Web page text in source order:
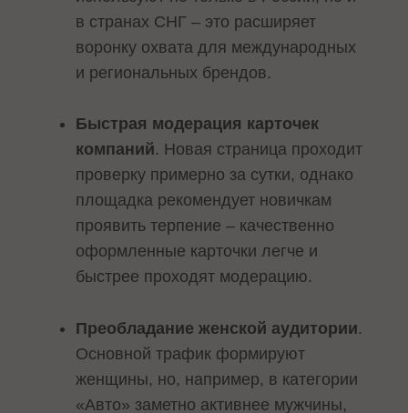
в странах СНГ – это расширяет
воронку охвата для международных
и региональных брендов.
Быстрая модерация карточек
компаний. Новая страница проходит
проверку примерно за сутки, однако
площадка рекомендует новичкам
проявить терпение – качественно
оформленные карточки легче и
быстрее проходят модерацию.
Преобладание женской аудитории.
Основной трафик формируют
женщины, но, например, в категории
«Авто» заметно активнее мужчины,